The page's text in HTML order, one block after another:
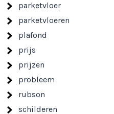
parketvloer
parketvloeren
plafond
prijs
prijzen
probleem
rubson
schilderen